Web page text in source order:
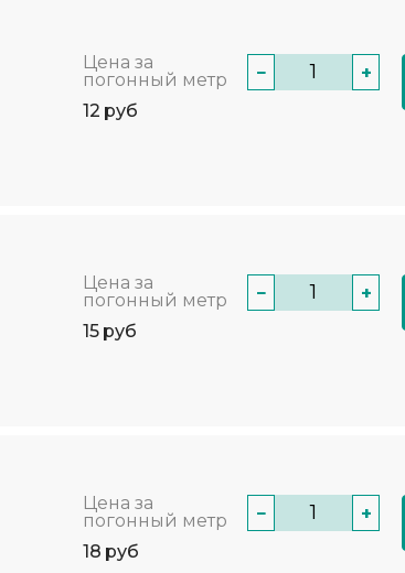
Цена за
погонный метр
12 руб
− +
Цена за
погонный метр
15 руб
− +
Цена за
погонный метр
18 руб
− +